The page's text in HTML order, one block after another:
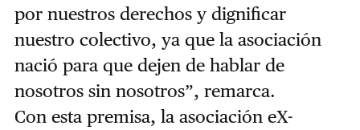
por nuestros derechos y dignificar
nuestro colectivo, ya que la asociación
nació para que dejen de hablar de
nosotros sin nosotros”, remarca.
Con esta premisa, la asociación eX-